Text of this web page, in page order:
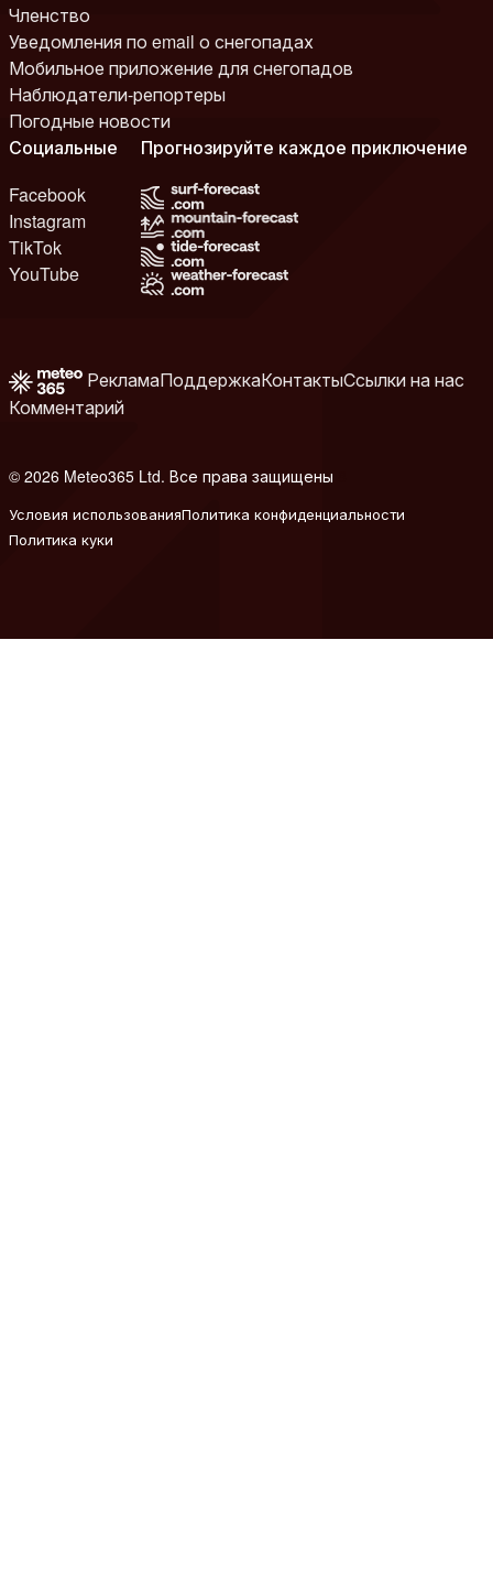
Членство
Уведомления по email о снегопадах
Мобильное приложение для снегопадов
Наблюдатели-репортеры
Погодные новости
Социальные
Facebook
Instagram
TikTok
YouTube
Прогнозируйте каждое приключение
РекламаПоддержкаКонтактыСсылки на нас
Комментарий
© 2026 Meteo365 Ltd. Все права защищены
Условия использованияПолитика конфиденциальности
Политика куки